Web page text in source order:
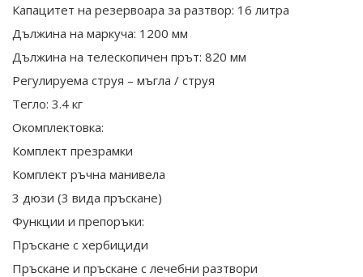
Капацитет на резервоара за разтвор: 16 литра
Дължина на маркуча: 1200 мм
Дължина на телескопичен прът: 820 мм
Регулируема струя – мъгла / струя
Тегло: 3.4 кг
Окомплектовка:
Комплект презрамки
Комплект ръчна манивела
3 дюзи (3 вида пръскане)
Функции и препоръки:
Пръскане с хербициди
Пръскане и пръскане с лечебни разтвори